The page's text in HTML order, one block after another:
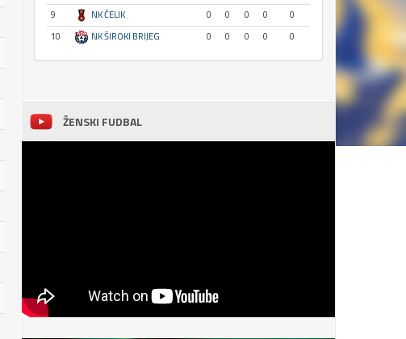
9
NK ČELIK 0 0 0 0
0
10
NK ŠIROKI BRIJEG 0 0 0 0 0
ŽENSKI FUDBAL